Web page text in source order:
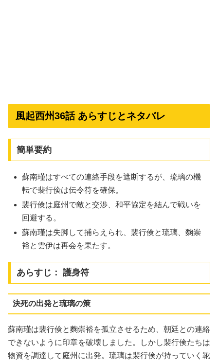
風起西州36話 あらすじとネタバレ
簡単要約
蘇南瑾はすべての連絡手段を遮断するが、琉璃の機
転で裴行倹は伝令符を確保。
裴行倹は庭州で敵と交渉、和平協定を結んで戦いを
回避する。
蘇南瑾は失脚して捕らえられ、裴行倹と琉璃、麴崇
裕と雲伊は再会を果たす。
あらすじ： 護身符
決死の出発と琉璃の策
蘇南瑾は裴行倹と麴崇裕を孤立させるため、朝廷との連絡
できないように印章を破壊しました。しかし裴行倹たちは
物資を調達して庭州に出発。琉璃は裴行倹が持っていく靴